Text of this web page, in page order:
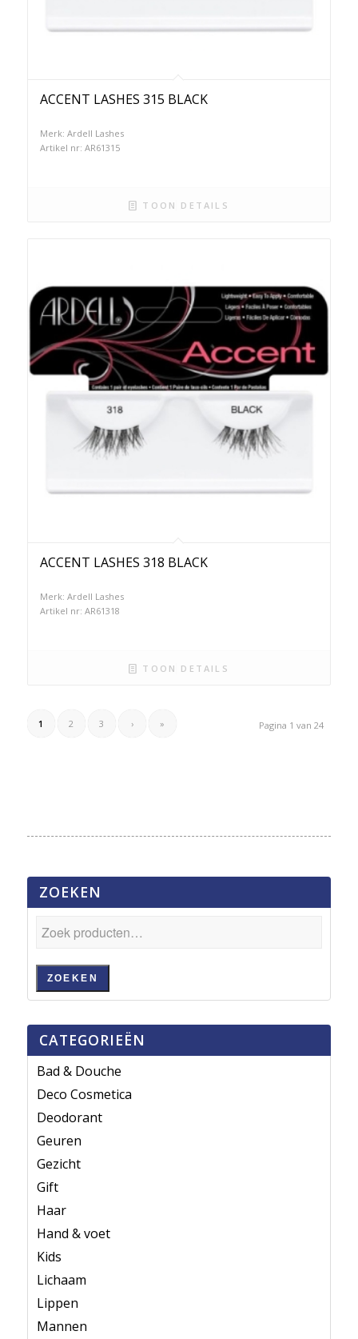
ACCENT LASHES 315 BLACK
Merk: Ardell Lashes
Artikel nr: AR61315
TOON DETAILS
ACCENT LASHES 318 BLACK
Merk: Ardell Lashes
Artikel nr: AR61318
TOON DETAILS
Pagina 1 van 24
1 2 3 › »
ZOEKEN
ZOEKEN
CATEGORIEËN
Bad & Douche
Deco Cosmetica
Deodorant
Geuren
Gezicht
Gift
Haar
Hand & voet
Kids
Lichaam
Lippen
Mannen